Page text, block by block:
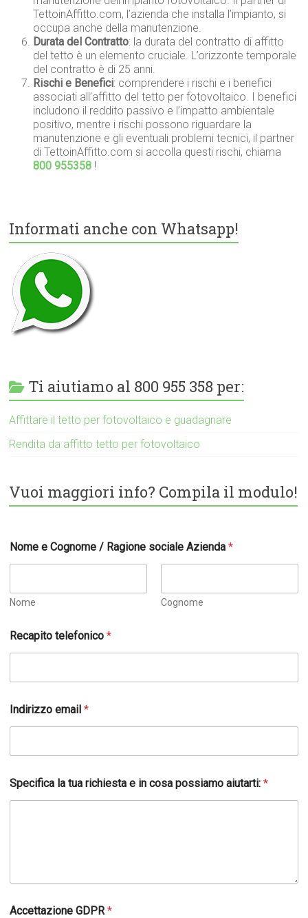
TettoinAffitto.com, l’azienda che installa l’impianto, si
occupa anche della manutenzione.
Durata del Contratto: la durata del contratto di affitto
del tetto è un elemento cruciale. L’orizzonte temporale
del contratto è di 25 anni.
Rischi e Benefici: comprendere i rischi e i benefici
associati all’affitto del tetto per fotovoltaico. I benefici
includono il reddito passivo e l’impatto ambientale
positivo, mentre i rischi possono riguardare la
manutenzione e gli eventuali problemi tecnici, il partner
di TettoinAffitto.com si accolla questi rischi, chiama
800 955358 !
Informati anche con Whatsapp!
Ti aiutiamo al 800 955 358 per:
Affittare il tetto per fotovoltaico e guadagnare
Rendita da affitto tetto per fotovoltaico
Vuoi maggiori info? Compila il modulo!
Nome e Cognome / Ragione sociale Azienda*
Nome Cognome
Recapito telefonico*
Indirizzo email*
Specifica la tua richiesta e in cosa possiamo aiutarti:*
Accettazione GDPR*